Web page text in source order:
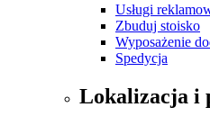
Usługi
Zbuduj stoisko
Wyposażenie
Spedycja
Lokalizacja i